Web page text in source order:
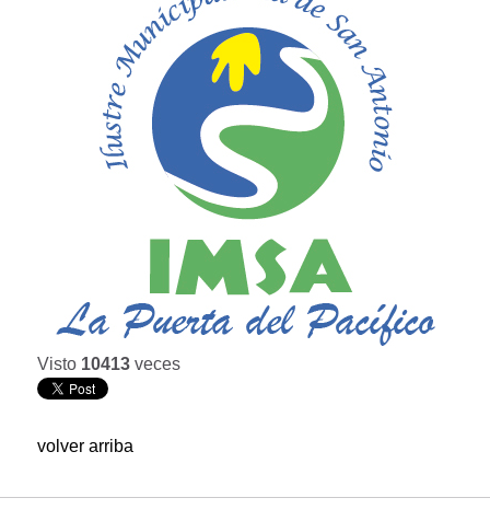
Visto 10413 veces
volver arriba